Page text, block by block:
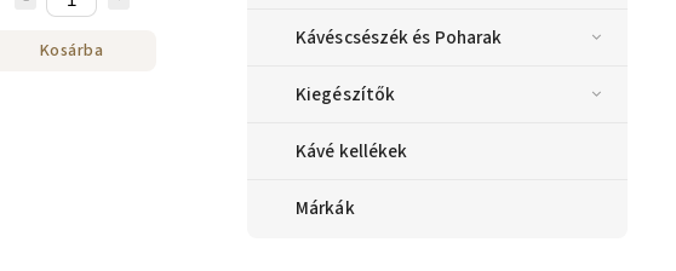
Kávéscsészék és Poharak
Kiegészítők
Kávé kellékek
Márkák
Kosárba